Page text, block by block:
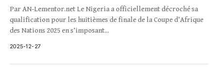
Par AN-Lementor.net Le Nigeria a officiellement décroché sa
qualification pour les huitièmes de finale de la Coupe d’Afrique
des Nations 2025 en s’imposant...
2025-12-27